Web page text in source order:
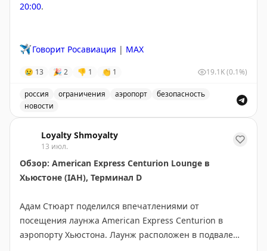
Мидвей, Чикаго О'Хэр, Ньюарк, Сан-Франциско, Сан-
нехваткой розеток и медленным сервисом.
Your Mileage May Vary|
20:00.
✈️ Говорит Росавиация | MAX
😢 13 🎉 2 👎 1 👏 1 19.1K(0.1%)
россия ограничения аэропорт
безопасность
новости
Loyalty Shmoyalty
13 июл.
Обзор: American Express Centurion Lounge в
Хьюстоне (IAH), Терминал D
Адам Стюарт поделился впечатлениями от
посещения лаунжа American Express Centurion в
аэропорту Хьюстона. Лаунж расположен в подвале